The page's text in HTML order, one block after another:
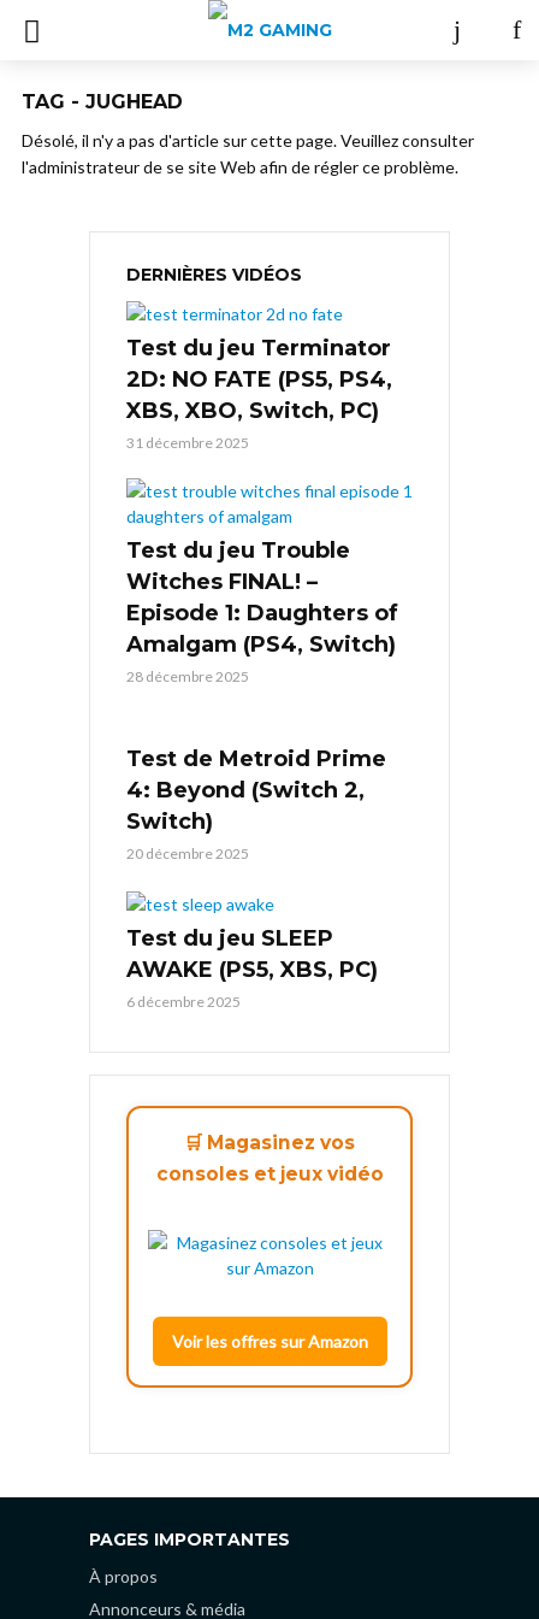
TAG - JUGHEAD
Désolé, il n'y a pas d'article sur cette page. Veuillez consulter
l'administrateur de se site Web afin de régler ce problème.
DERNIÈRES VIDÉOS
Test du jeu Terminator
2D: NO FATE (PS5, PS4,
XBS, XBO, Switch, PC)
31 décembre 2025
Test du jeu Trouble
Witches FINAL! –
Episode 1: Daughters of
Amalgam (PS4, Switch)
28 décembre 2025
Test de Metroid Prime
4: Beyond (Switch 2,
Switch)
20 décembre 2025
Test du jeu SLEEP
AWAKE (PS5, XBS, PC)
6 décembre 2025
🛒 Magasinez vos
consoles et jeux vidéo
Voir les offres sur Amazon
PAGES IMPORTANTES
À propos
Annonceurs & média